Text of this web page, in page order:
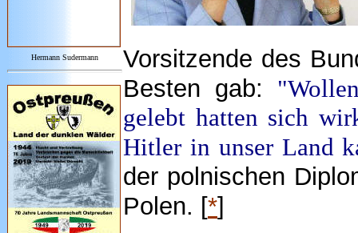
Hermann Sudermann
Vorsitzende des
Besten gab:
gelebt hatten sich
Hitler in unser Land
der polnischen
Polen. [*]